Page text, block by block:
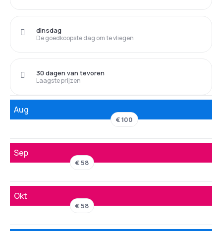
De goedkoopste dag om te vliegen
dinsdag
Laagste prijzen
30 dagen van tevoren
Aug
€ 100
Sep
€ 58
Okt
€ 58